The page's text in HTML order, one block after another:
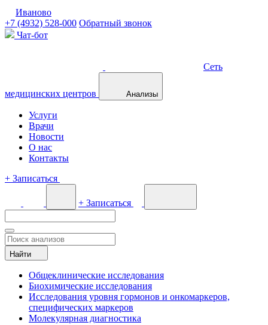
Иваново
+7 (4932) 528-000 Обратный звонок
Чат-бот
Сеть
медицинских центров Анализы
Услуги
Врачи
Новости
О нас
Контакты
+ Записаться
+ Записаться
Найти
Общеклинические исследования
Биохимические исследования
Исследования уровня гормонов и онкомаркеров,
специфических маркеров
Молекулярная диагностика